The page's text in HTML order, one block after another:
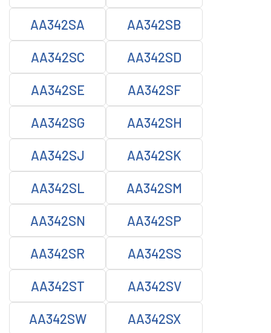
AA342SA AA342SB
AA342SC AA342SD
AA342SE AA342SF
AA342SG AA342SH
AA342SJ AA342SK
AA342SL AA342SM
AA342SN AA342SP
AA342SR AA342SS
AA342ST AA342SV
AA342SW AA342SX